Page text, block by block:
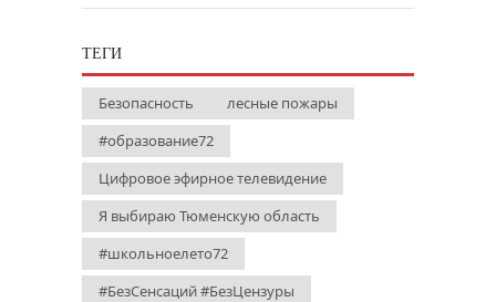
ТЕГИ
Безопасность
лесные пожары
#образование72
Цифровое эфирное телевидение
Я выбираю Тюменскую область
#школьноелето72
#БезСенсаций #БезЦензуры